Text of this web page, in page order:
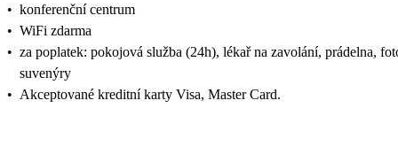
• konferenční centrum
• WiFi zdarma
• za poplatek: pokojová služba (24h), lékař na zavolání, prádelna,
suvenýry
• Akceptované kreditní karty Visa, Master Card.